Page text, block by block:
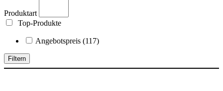
Produktart
Top-Produkte
Angebotspreis (117)
Filtern